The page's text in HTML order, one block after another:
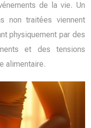
de la vie. Un
non traitées viennent
physiquement par des
et des tensions
alimentaire.